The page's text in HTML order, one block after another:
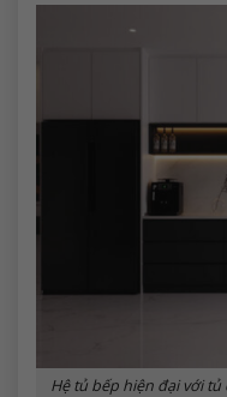
Hệ tủ bếp hiện đại với